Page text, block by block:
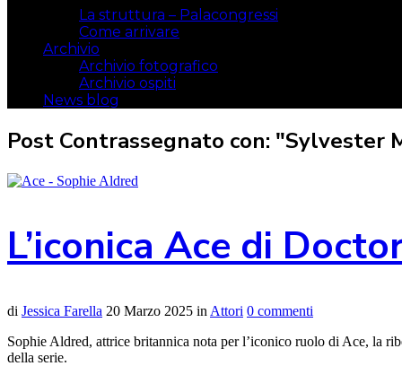
La struttura – Palacongressi
Come arrivare
Archivio
Archivio fotografico
Archivio ospiti
News blog
Post Contrassegnato con: "Sylvester
L’iconica Ace di
di Jessica Farella 20 Marzo 2025 in Attori 0 commenti
Sophie Aldred, attrice britannica nota per l’iconico ruolo di Ace, la
della serie.